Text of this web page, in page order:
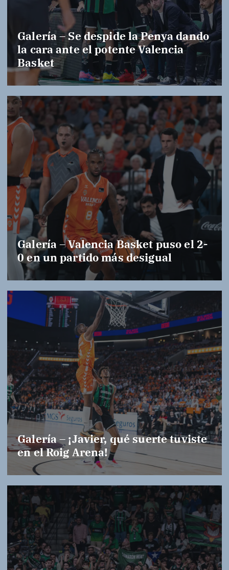
Galería – Se despide la Penya dando
la cara ante el potente Valencia
Basket
Galería – Valencia Basket puso el 2-
0 en un partido más desigual
Galería – ¡Javier, qué suerte tuviste
en el Roig Arena!